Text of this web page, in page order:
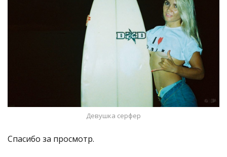
Девушка серфер
Спасибо за просмотр.